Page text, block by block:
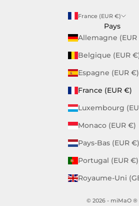
France (EUR €)
Pays
Allemagne (EUR
Belgique (EUR
Espagne (EUR €)
France (EUR €)
Luxembourg
Monaco (EUR €)
Pays-Bas (EUR €)
Portugal (EUR €)
Royaume-Uni
© 2026 - miMaO ®